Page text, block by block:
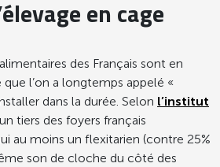
en cage
des Français sont en
l’on a longtemps appelé «
dans la durée. Selon l’institut
tiers des foyers français
au moins un flexitarien (contre 25%
son de cloche du côté des